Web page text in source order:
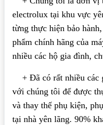
electrolux tại khu vực
từng thực hiện bảo
phẩm chính hãng của
nhiều các hộ gia đình,
+ Đã có rất nhiều
với chúng tôi để được
và thay thế phụ kiện,
tại nhà yên lãng. 90%